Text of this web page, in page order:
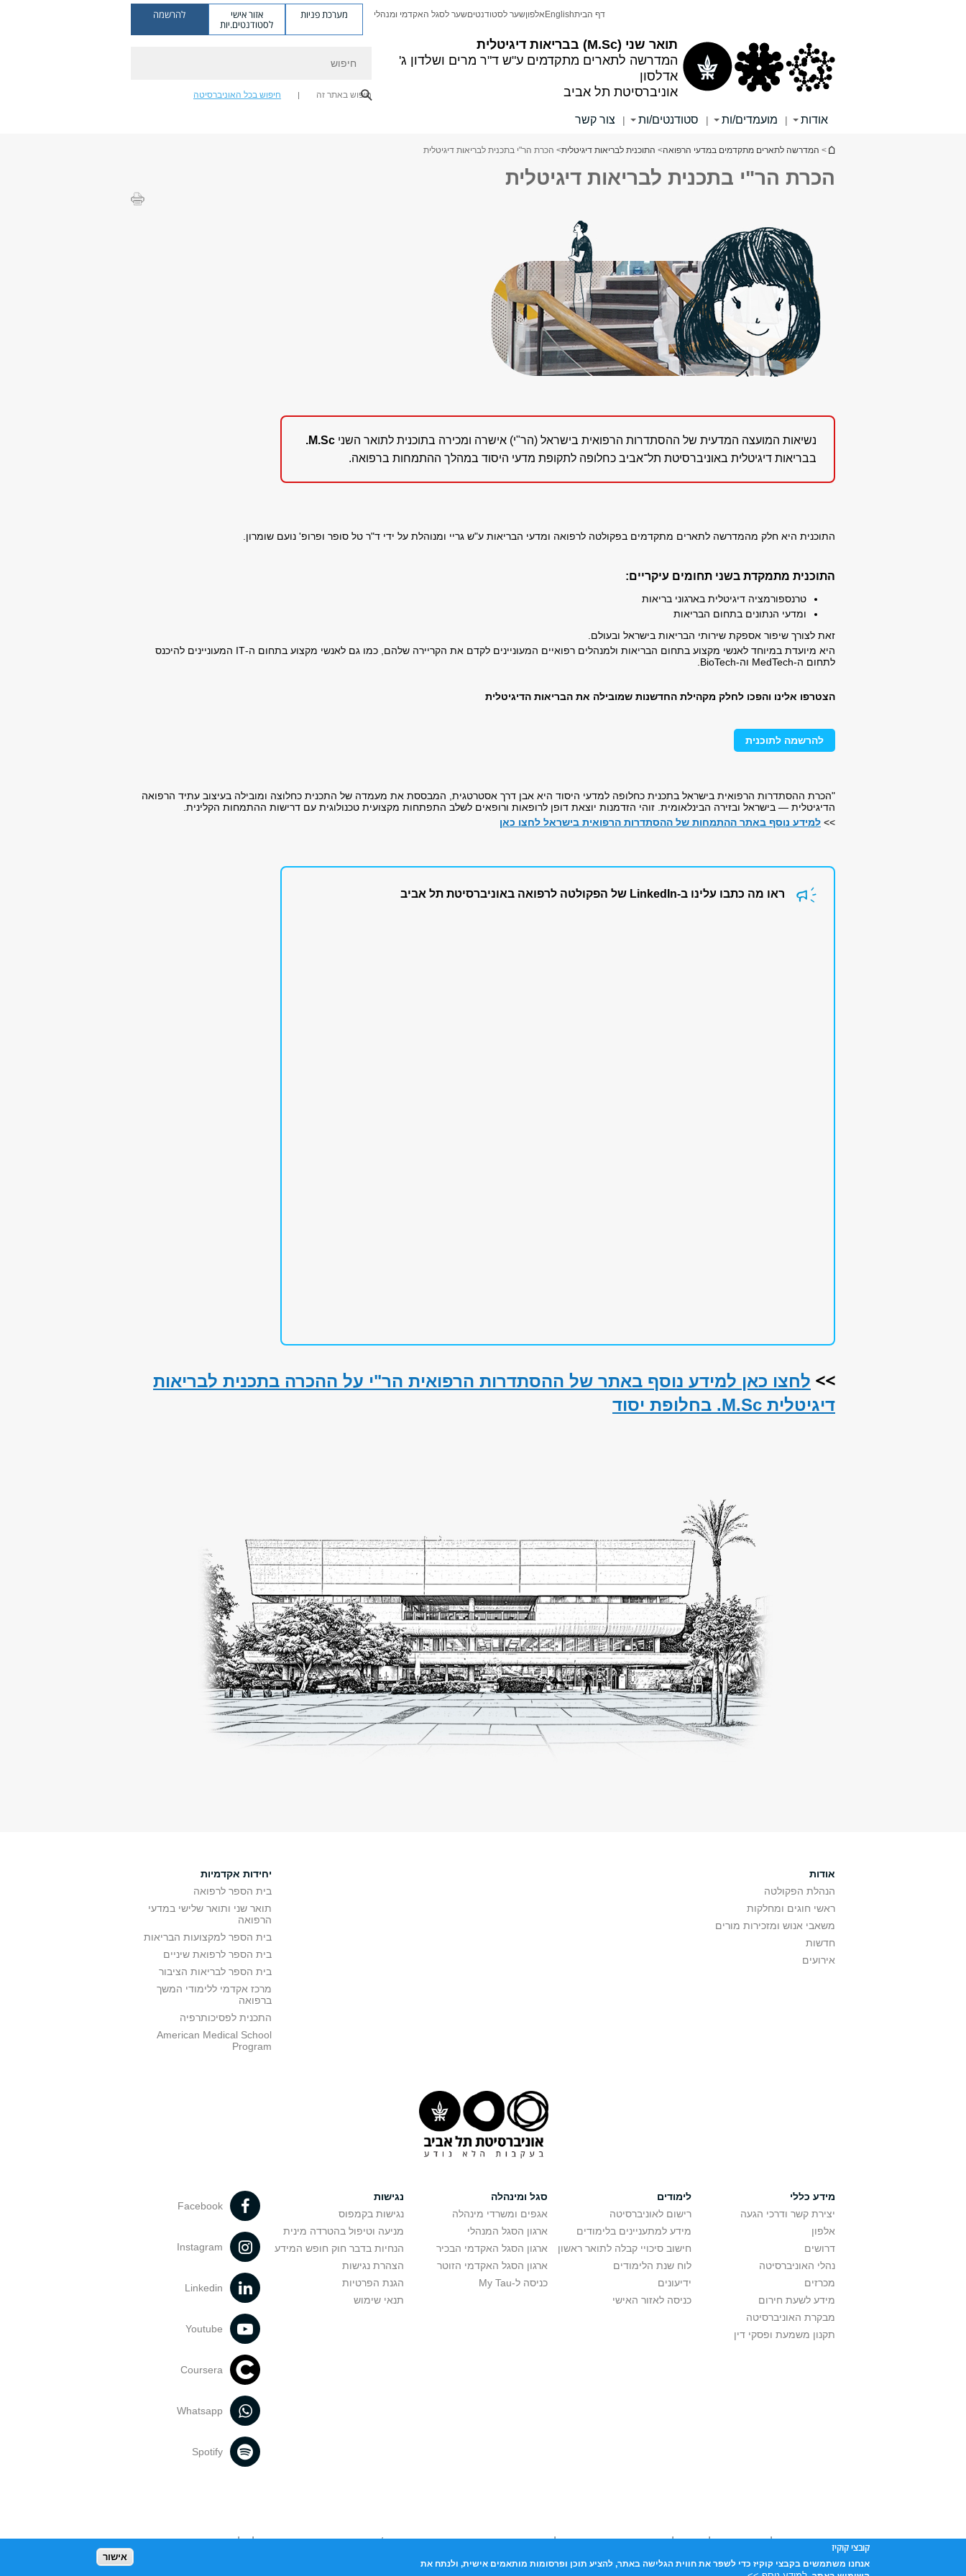
תואר שני (M.Sc) בבריאות דיגיטלית
המדרשה לתארים מתקדמים ע"ש ד"ר מרים ושלדון ג'
אדלסון
אוניברסיטת תל אביב
דף הביתEnglish אלפוןשער לסטודנטיםשער לסגל האקדמי ומנהלי מערכת פניות אזור אישי
לסטודנטים.יות
להרשמה
חיפוש באתר זה חיפוש בכל האוניברסיטה
אודות | מועמדים/ות | סטודנטים/ות | צור קשר
הינך נמצא כאן
> המדרשה לתארים מתקדמים במדעי הרפואה> התוכנית לבריאות דיגיטלית> הכרת הר"י בתכנית לבריאות דיגיטלית
הכרת הר"י בתכנית לבריאות דיגיטלית
נשיאות המועצה המדעית של ההסתדרות הרפואית בישראל (הר"י) אישרה ומכירה בתוכנית לתואר השני M.Sc.
בבריאות דיגיטלית באוניברסיטת תל־אביב כחלופה לתקופת מדעי היסוד במהלך ההתמחות ברפואה.
התוכנית היא חלק מהמדרשה לתארים מתקדמים בפקולטה לרפואה ומדעי הבריאות ע"ש גריי ומנוהלת על ידי ד"ר טל סופר ופרופ' נועם שומרון.
התוכנית מתמקדת בשני תחומים עיקריים:
טרנספורמציה דיגיטלית בארגוני בריאות
ומדעי הנתונים בתחום הבריאות
זאת לצורך שיפור אספקת שירותי הבריאות בישראל ובעולם.
היא מיועדת במיוחד לאנשי מקצוע בתחום הבריאות ולמנהלים רפואיים המעוניינים לקדם את הקריירה שלהם, כמו גם לאנשי מקצוע בתחום ה-IT המעוניינים להיכנס
לתחום ה-MedTech וה-BioTech.
הצטרפו אלינו והפכו לחלק מקהילת החדשנות שמובילה את הבריאות הדיגיטלית
להרשמה לתוכנית
"הכרת ההסתדרות הרפואית בישראל בתכנית כחלופה למדעי היסוד היא אבן דרך אסטרטגית, המבססת את מעמדה של התכנית כחלוצה ומובילה בעיצוב עתיד הרפואה
הדיגיטלית — בישראל ובזירה הבינלאומית. זוהי הזדמנות יוצאת דופן לרופאות ורופאים לשלב התפתחות מקצועית טכנולוגית עם דרישות ההתמחות הקלינית.
>> למידע נוסף באתר ההתמחות של ההסתדרות הרפואית בישראל לחצו כאן
ראו מה כתבו עלינו ב-LinkedIn של הפקולטה לרפואה באוניברסיטת תל אביב
>> לחצו כאן למידע נוסף באתר של ההסתדרות הרפואית הר"י על ההכרה בתכנית לבריאות
דיגיטלית M.Sc. בחלופת יסוד
אודות
הנהלת הפקולטה
ראשי חוגים ומחלקות
משאבי אנוש ומזכירות מורים
חדשות
אירועים
יחידות אקדמיות
בית הספר לרפואה
תואר שני ותואר שלישי במדעי
הרפואה
בית הספר למקצועות הבריאות
בית הספר לרפואת שיניים
בית הספר לבריאות הציבור
מרכז אקדמי ללימודי המשך
ברפואה
התכנית לפסיכותרפיה
American Medical School
Program
מידע כללי
יצירת קשר ודרכי הגעה
אלפון
דרושים
נהלי האוניברסיטה
מכרזים
מידע לשעת חירום
מבקרת האוניברסיטה
תקנון משמעת ופסקי דין
לימודים
רישום לאוניברסיטה
מידע למתעניינים בלימודים
חישוב סיכויי קבלה לתואר ראשון
לוח שנת הלימודים
ידיעונים
כניסה לאזור האישי
סגל ומינהלה
אגפים ומשרדי מינהלה
ארגון הסגל המנהלי
ארגון הסגל האקדמי הבכיר
ארגון הסגל האקדמי הזוטר
כניסה ל-My Tau
נגישות
נגישות בקמפוס
מניעה וטיפול בהטרדה מינית
הנחיות בדבר חוק חופש המידע
הצהרת נגישות
הגנת הפרטיות
תנאי שימוש
Facebook
Instagram
Linkedin
Youtube
Coursera
Whatsapp
Spotify
אוניברסיטת תל אביב עושה כל מאמץ לכבד זכויות יוצרים. אם בבעלותך זכויות יוצרים בתכנים שנמצאים פה ו/או השימוש שנעשה בתכנים אלה לדעתך מפר זכויות
שנעשה בתכנים אלה לדעתך מפר זכויות
אוניברסיטת תל-אביב, ת.ד. 39040, תל-אביב 6997801
קובצי קוקיז
אנחנו משתמשים בקבצי קוקיז כדי לשפר את חווית הגלישה באתר, להציע תוכן ופרסומות מותאמים אישית, ולנתח את
אישור